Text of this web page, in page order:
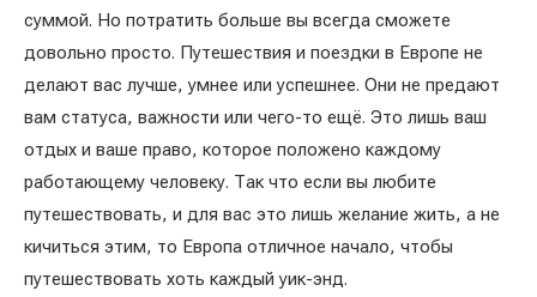
суммой. Но потратить больше вы всегда сможете
довольно просто. Путешествия и поездки в Европе не
делают вас лучше, умнее или успешнее. Они не предают
вам статуса, важности или чего-то ещё. Это лишь ваш
отдых и ваше право, которое положено каждому
работающему человеку. Так что если вы любите
путешествовать, и для вас это лишь желание жить, а не
кичиться этим, то Европа отличное начало, чтобы
путешествовать хоть каждый уик-энд.